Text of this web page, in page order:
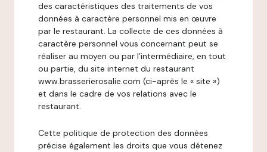
des caractéristiques des traitements de vos
données à caractère personnel mis en œuvre
par le restaurant. La collecte de ces données à
caractère personnel vous concernant peut se
réaliser au moyen ou par l’intermédiaire, en tout
ou partie, du site internet du restaurant
www.brasserierosalie.com (ci-après le « site »)
et dans le cadre de vos relations avec le
restaurant.
Cette politique de protection des données
précise également les droits que vous détenez